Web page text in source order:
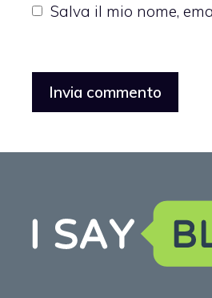
Salva il mio nome,